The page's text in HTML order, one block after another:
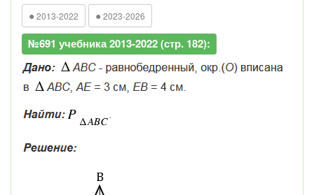
● 2013-2022 ● 2023-2026
№691 учебника 2013-2022 (стр. 182):